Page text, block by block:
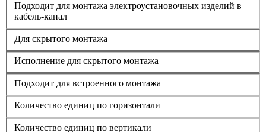
Подходит для монтажа электроустановочных изделий в
кабель-канал
Для скрытого монтажа
Исполнение для скрытого монтажа
Подходит для встроенного монтажа
Количество единиц по горизонтали
Количество единиц по вертикали